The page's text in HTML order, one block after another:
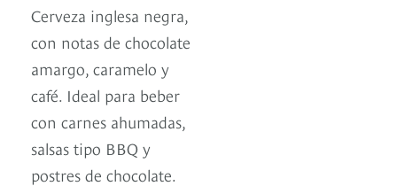
Cerveza inglesa negra,
con notas de chocolate
amargo, caramelo y
café. Ideal para beber
con carnes ahumadas,
salsas tipo BBQ y
postres de chocolate.